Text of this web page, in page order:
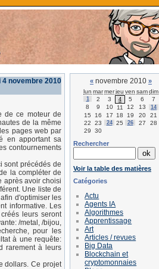
4 novembre 2010
de ce moteur de
de la même
pages web par
en apportant sa
contournements
sont précédés de
la compléter de
après avoir choisi
Une liste de
d'optimiser les
informative. Les
leurs seront
/metal, /bijou,
pour les
à une requête:
rarement à leurs
dollars. Ce projet
« novembre 2010 »
lun marmerjeu ven samdim
1 2 3 4 5 6
7
8
9 10 11 12 13 14
15 16 17 18 19 20
21
22
23 24 25 26 27
28
29
30
Rechercher
Voir la table des matières
Catégories
Actu
Agents IA
Algorithmes
Apprentissage
Art
Articles / revues
Big Data
Blockchain et
cryptomonnaies